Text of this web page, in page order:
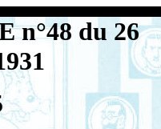
n°48 du 26